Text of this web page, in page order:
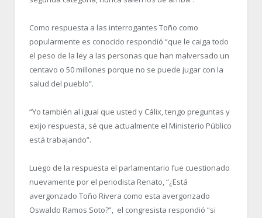
Como respuesta a las interrogantes Toño como
popularmente es conocido respondió “que le caiga todo
el peso de la ley a las personas que han malversado un
centavo o 50 millones porque no se puede jugar con la
salud del pueblo”.
“Yo también al igual que usted y Cálix, tengo preguntas y
exijo respuesta, sé que actualmente el Ministerio Público
está trabajando”.
Luego de la respuesta el parlamentario fue cuestionado
nuevamente por el periodista Renato, “¿Está
avergonzado Toño Rivera como esta avergonzado
Oswaldo Ramos Soto?”, el congresista respondió “si